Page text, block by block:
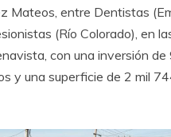
Mateos, entre Dentistas
(Río Colorado), en
con una inversión de
y una superficie de 2 mil